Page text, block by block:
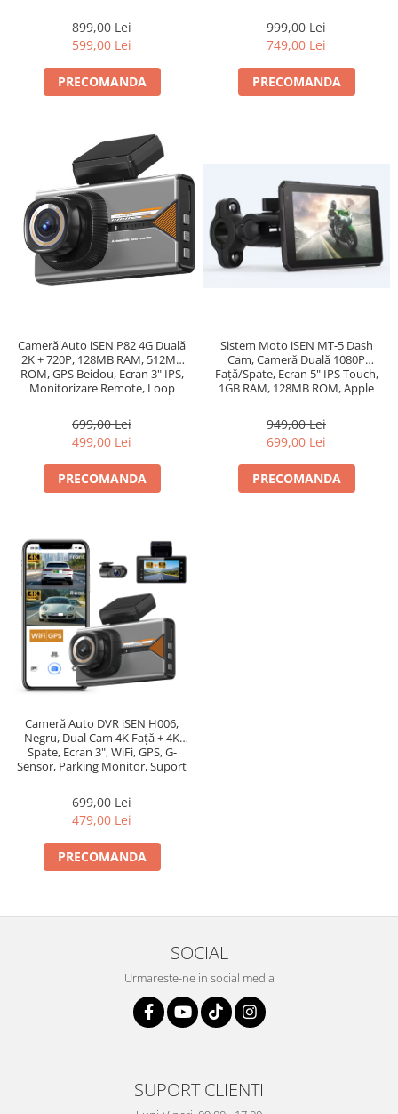
899,00 Lei
599,00 Lei
PRECOMANDA
Bluetooth, Monitorizare Presiune
Anvelope (TPMS), IP67
999,00 Lei
749,00 Lei
PRECOMANDA
Cameră Auto iSEN P82 4G Duală
2K + 720P, 128MB RAM, 512MB
ROM, GPS Beidou, Ecran 3" IPS,
Monitorizare Remote, Loop
512GB
699,00 Lei
499,00 Lei
PRECOMANDA
Sistem Moto iSEN MT-5 Dash
Cam, Cameră Duală 1080P
Față/Spate, Ecran 5" IPS Touch,
1GB RAM, 128MB ROM, Apple
949,00 Lei
699,00 Lei
PRECOMANDA
Cameră Auto DVR iSEN H006,
Negru, Dual Cam 4K Față + 4K
Spate, Ecran 3", WiFi, GPS, G-
Sensor, Parking Monitor, Suport
699,00 Lei
479,00 Lei
PRECOMANDA
SOCIAL
Urmareste-ne in social media
SUPORT CLIENTI